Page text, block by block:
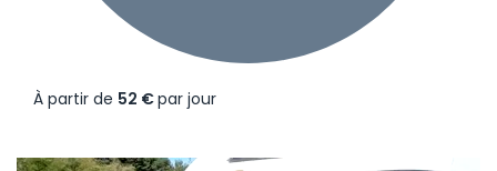
À partir de 52 €par jour